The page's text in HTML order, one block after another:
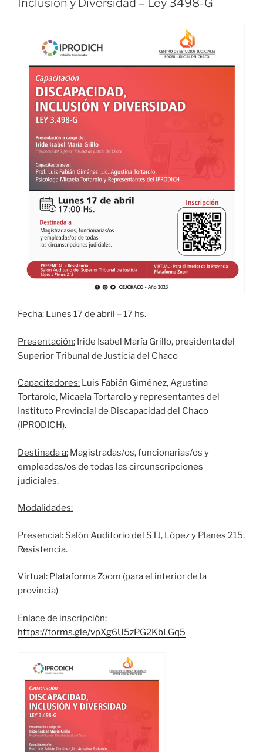
Inclusión y Diversidad – Ley 3498-G
Fecha: Lunes 17 de abril – 17 hs.
Presentación: Iride Isabel María Grillo, presidenta del
Superior Tribunal de Justicia del Chaco
Capacitadores: Luis Fabián Giménez, Agustina
Tortarolo, Micaela Tortarolo y representantes del
Instituto Provincial de Discapacidad del Chaco
(IPRODICH).
Destinada a: Magistradas/os, funcionarias/os y
empleadas/os de todas las circunscripciones
judiciales.
Modalidades:
Presencial: Salón Auditorio del STJ, López y Planes 215,
Resistencia.
Virtual: Plataforma Zoom (para el interior de la
provincia)
Enlace de inscripción:
https://forms.gle/vpXg6U5zPG2KbLGq5